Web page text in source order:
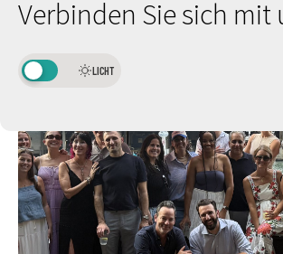
Verbinden Sie sich mit
LICHT